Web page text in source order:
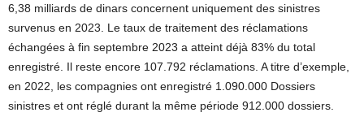
6,38 milliards de dinars concernent uniquement des sinistres
survenus en 2023. Le taux de traitement des réclamations
échangées à fin septembre 2023 a atteint déjà 83% du total
enregistré. Il reste encore 107.792 réclamations. A titre d’exemple,
en 2022, les compagnies ont enregistré 1.090.000 Dossiers
sinistres et ont réglé durant la même période 912.000 dossiers.